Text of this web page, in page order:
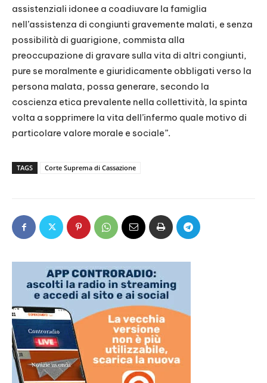
assistenziali idonee a coadiuvare la famiglia
nell’assistenza di congiunti gravemente malati, e senza
possibilità di guarigione, commista alla
preoccupazione di gravare sulla vita di altri congiunti,
pure se moralmente e giuridicamente obbligati verso la
persona malata, possa generare, secondo la
coscienza etica prevalente nella collettività, la spinta
volta a sopprimere la vita dell’infermo quale motivo di
particolare valore morale e sociale”.
TAGS Corte Suprema di Cassazione